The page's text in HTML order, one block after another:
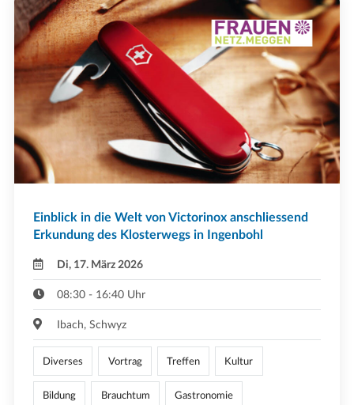
Einblick in die Welt von Victorinox anschliessend
Erkundung des Klosterwegs in Ingenbohl
Di, 17. März 2026
08:30 - 16:40 Uhr
Ibach, Schwyz
Diverses Vortrag Treffen Kultur
Bildung Brauchtum Gastronomie